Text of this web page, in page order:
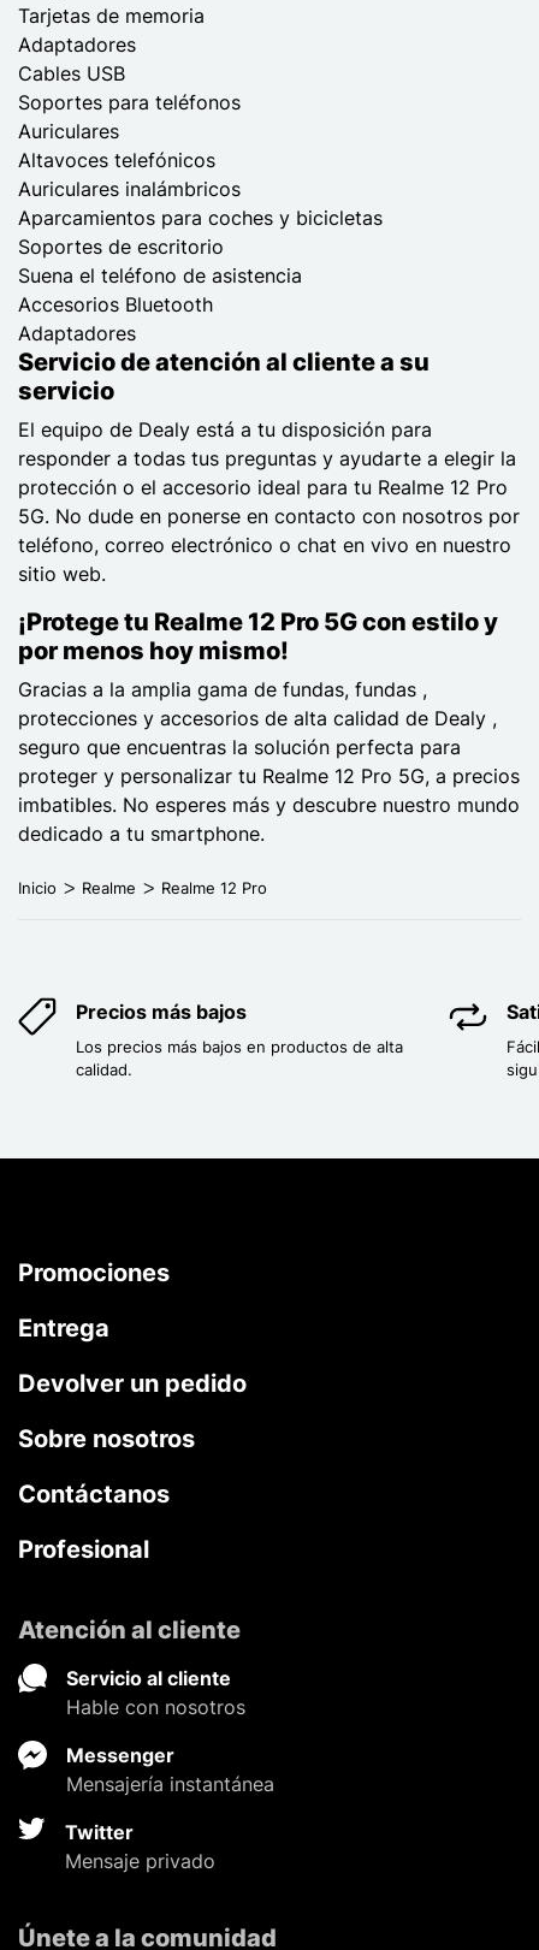
Tarjetas de memoria
Adaptadores
Cables USB
Soportes para teléfonos
Auriculares
Altavoces telefónicos
Auriculares inalámbricos
Aparcamientos para coches y bicicletas
Soportes de escritorio
Suena el teléfono de asistencia
Accesorios Bluetooth
Adaptadores
Servicio de atención al cliente a su
servicio
El equipo de Dealy está a tu disposición para
responder a todas tus preguntas y ayudarte a elegir la
protección o el accesorio ideal para tu Realme 12 Pro
5G. No dude en ponerse en contacto con nosotros por
teléfono, correo electrónico o chat en vivo en nuestro
sitio web.
¡Protege tu Realme 12 Pro 5G con estilo y
por menos hoy mismo!
Gracias a la amplia gama de fundas, fundas ,
protecciones y accesorios de alta calidad de Dealy ,
seguro que encuentras la solución perfecta para
proteger y personalizar tu Realme 12 Pro 5G, a precios
imbatibles. No esperes más y descubre nuestro mundo
dedicado a tu smartphone.
Inicio Realme Realme 12 Pro
Precios más bajos
Los precios más bajos en productos de alta
calidad.
Promociones
Entrega
Devolver un pedido
Sobre nosotros
Contáctanos
Profesional
Atención al cliente
Servicio al cliente
Hable con nosotros
Messenger
Mensajería instantánea
Twitter
Mensaje privado
Únete a la comunidad